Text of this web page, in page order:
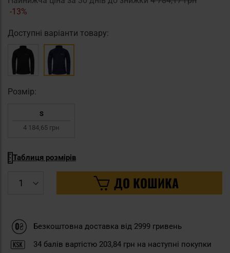
-13%
Доступні варіанти товару:
Pозмір:
S
4 184,65 грн
Таблиця розмірів
ДО КОШИКА
Безкоштовна доставка від 2999 гривень
34 балів вартістю 203,84 грн на наступні покупки